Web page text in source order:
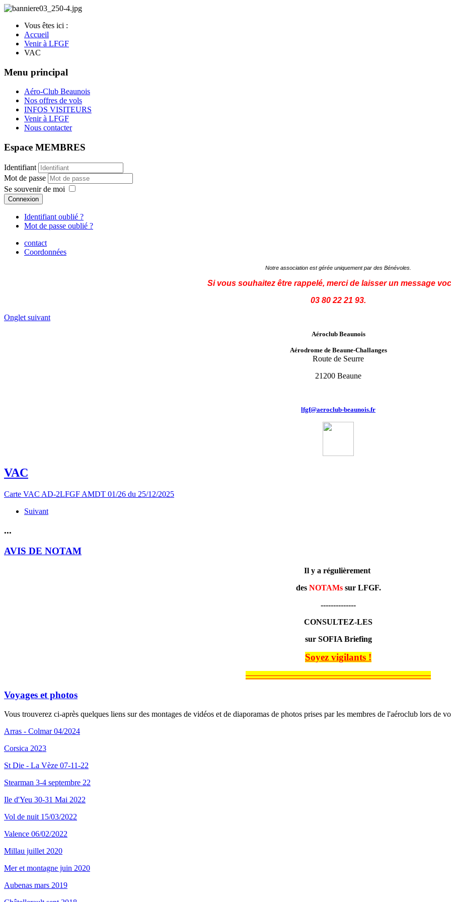
Vous êtes ici :
Accueil
Venir à LFGF
VAC
Menu principal
Aéro-Club Beaunois
Nos offres de vols
INFOS VISITEURS
Venir à LFGF
Nous contacter
Espace MEMBRES
Identifiant
Mot de passe
Se souvenir de moi
Connexion
Identifiant oublié ?
Mot de passe oublié ?
contact
Coordonnées
Notre association est gérée uniquement par des Bénévoles.
Si vous souhaitez être rappelé, merci de laisser un message
03 80 22 21 93.
Onglet suivant
Aéroclub Beaunois
Aérodrome de Beaune-Challanges
Route de Seurre
21200 Beaune
lfgf@aeroclub-beaunois.fr
VAC
Carte VAC AD-2LFGF AMDT 01/26 du 25/12/2025
Suivant
...
AVIS DE NOTAM
Il y a régulièrement
des NOTAMssur LFGF.
--------------
CONSULTEZ-LES
sur SOFIA Briefing
Soyez vigilants !
______________________________________________
Voyages et photos
Vous trouverez ci-après quelques liens sur des montages de vidéos et de diaporamas de photos prises par les membres de l'aéroclub lors de
Arras - Colmar 04/2024
Corsica 2023
St Die - La Vèze 07-11-22
Stearman 3-4 septembre 22
Ile d'Yeu 30-31 Mai 2022
Vol de nuit 15/03/2022
Valence 06/02/2022
Millau juillet 2020
Mer et montagne juin 2020
Aubenas mars 2019